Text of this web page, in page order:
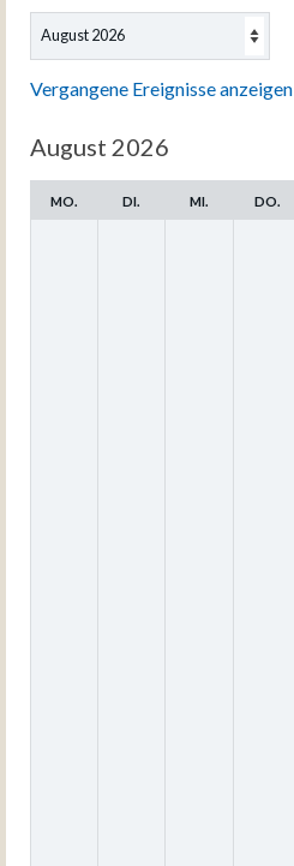
Auswahl
Monats
Vergangene Ereignisse anzeigen
August 2026
MO. DI. MI. DO.